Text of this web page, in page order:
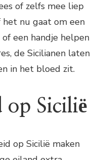
of zelfs mee liep
het nu gaat om een
een handje helpen
de Sicilianen laten
in het bloed zit.
op Sicilië
op Sicilië maken